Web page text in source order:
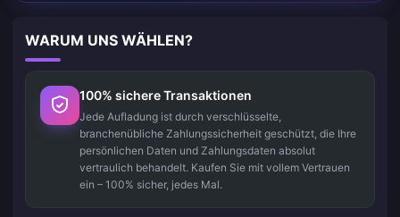
WARUM UNS WÄHLEN?
100% sichere Transaktionen
Jede Aufladung ist durch verschlüsselte,
branchenübliche Zahlungssicherheit geschützt, die Ihre
persönlichen Daten und Zahlungsdaten absolut
vertraulich behandelt. Kaufen Sie mit vollem Vertrauen
ein – 100% sicher, jedes Mal.